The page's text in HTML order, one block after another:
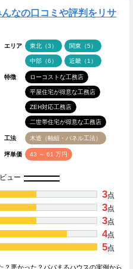
なの口コミや評判をリサ
エリア 東北（3） 関東（5）
中部（6） 近畿（1）
特徴 ローコストな工務店
平屋住宅が得意な工務店
ZEH対応工務店
二世帯住宅が得意な工務店
工法 木造（軸組・パネル工法）
坪単価 43 ～ 61 万円
ュー
3点
3点
3点
4点
5点
？悪かった？パパまるハウスの実例から